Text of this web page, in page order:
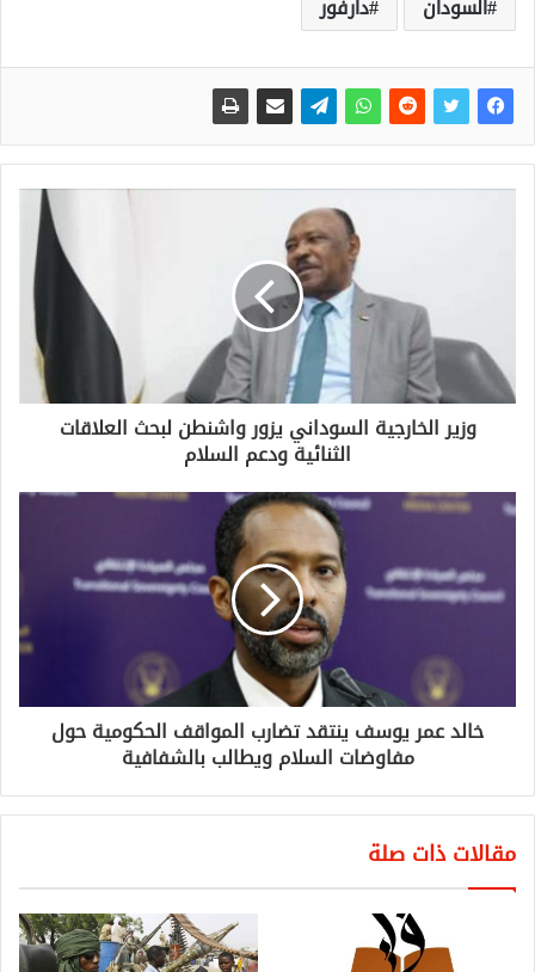
السودان دارفور
وزير الخارجية السوداني يزور واشنطن لبحث العلاقات
الثنائية ودعم السلام
خالد عمر يوسف ينتقد تضارب المواقف الحكومية حول
مفاوضات السلام ويطالب بالشفافية
مقالات ذات صلة